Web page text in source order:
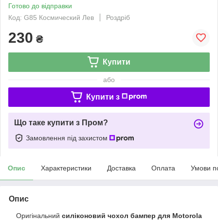
Готово до відправки
Код: G85 Космический Лев
Роздріб
230 ₴
Купити
або
Купити з
Що таке купити з Пром?
Замовлення під захистом
Опис Характеристики Доставка Оплата Умови
Опис
Оригінальний силіконовий чохол бампер для Motorola